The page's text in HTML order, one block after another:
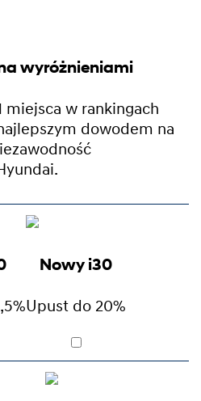
wyróżnieniami
miejsca w rankingach
dowodem na
Nowy i30
Upust do 20%